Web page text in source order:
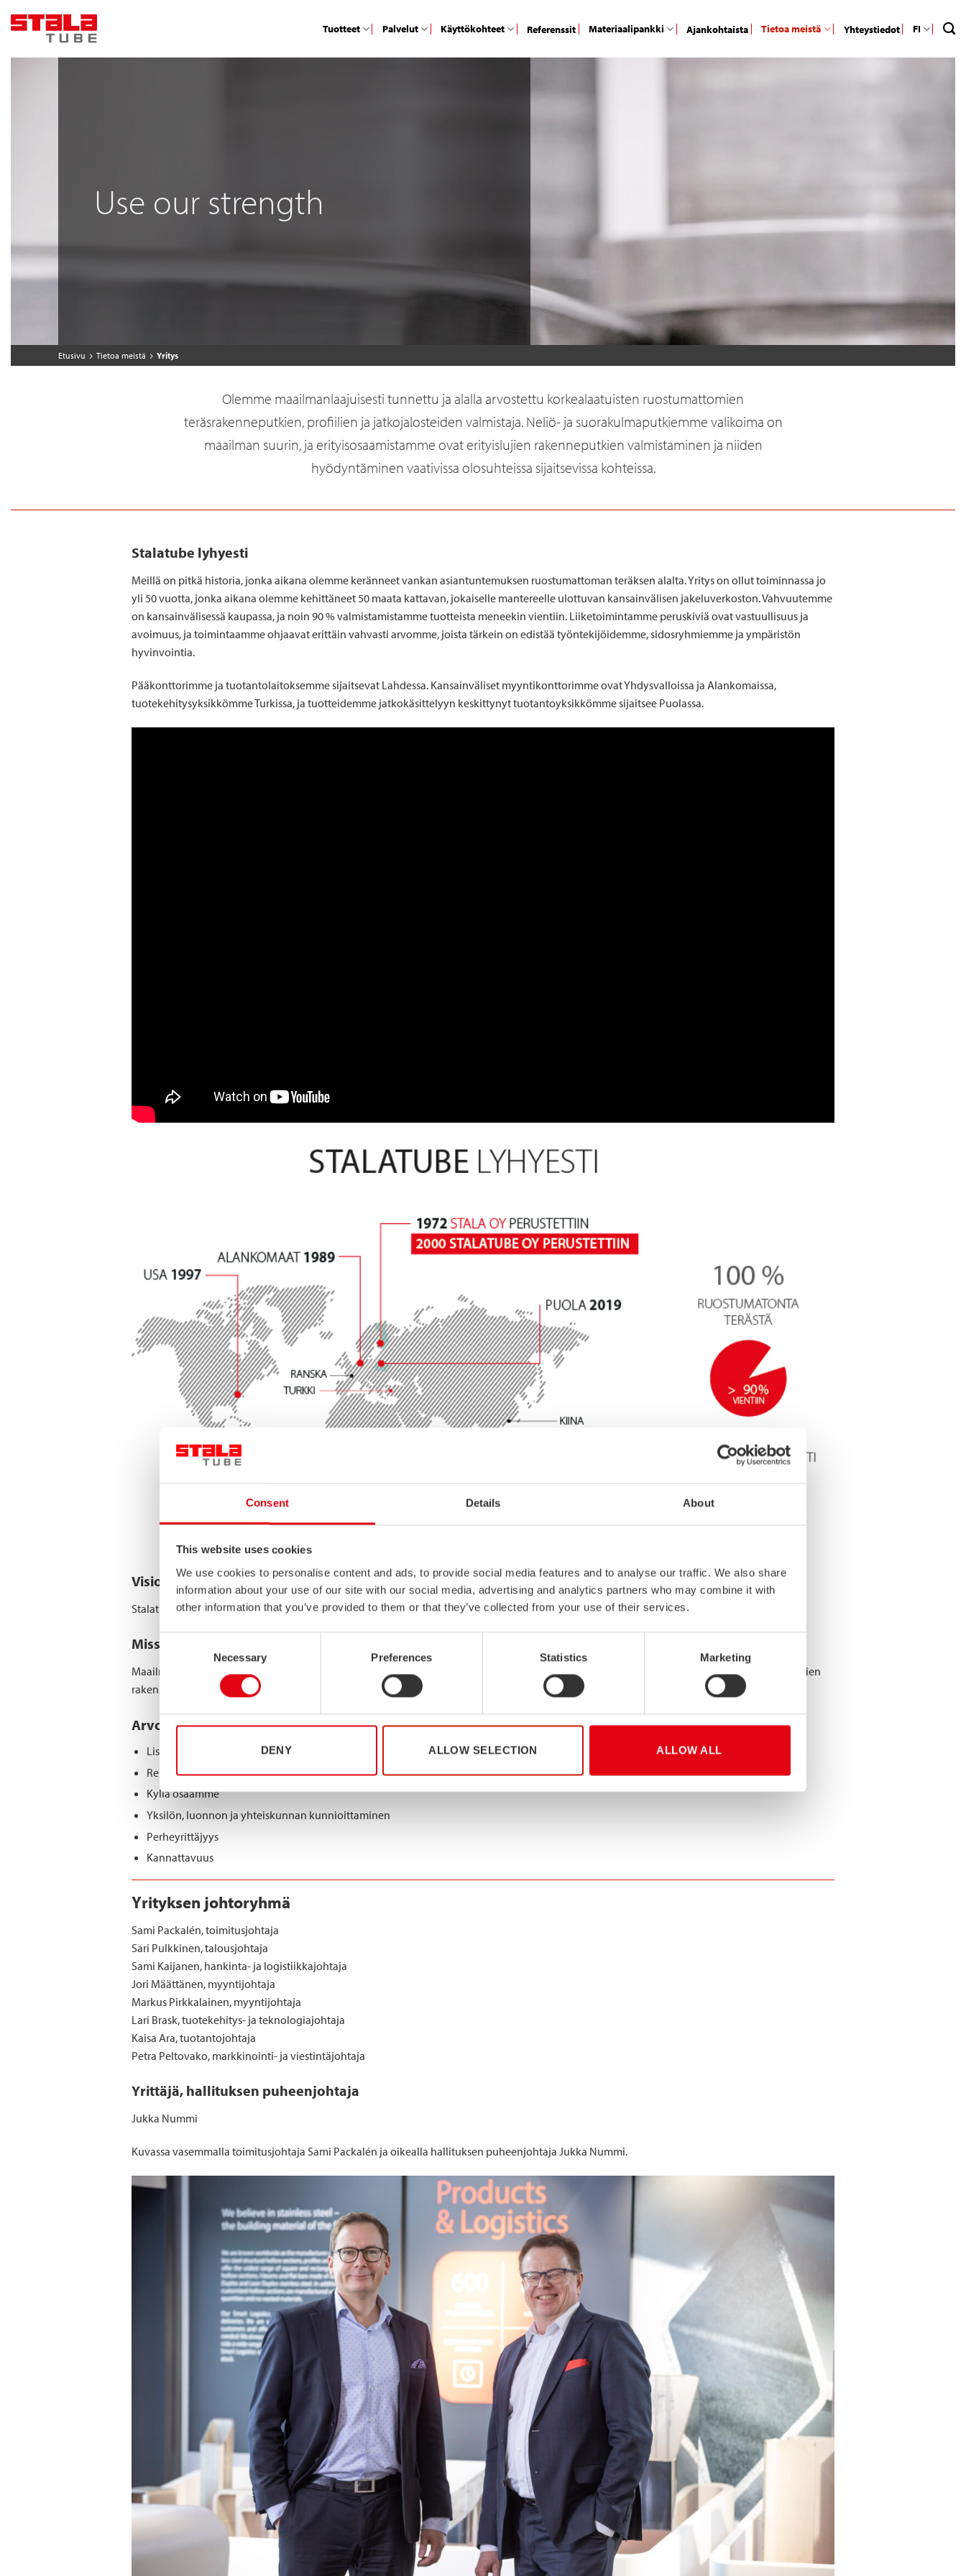
Consent Details About
This website uses cookies
We use cookies to personalise content and ads, to provide social media features and to analyse our traffic. We also share
information about your use of our site with our social media, advertising and analytics partners who may combine it with
other information that you’ve provided to them or that they’ve collected from your use of their services.
Consent
Necessary Preferences Statistics Marketing
DENY ALLOW SELECTION ALLOW ALL
Tuotteet Palvelut Käyttökohteet Referenssit Materiaalipankki Ajankohtaista Tietoa meistä Yhteystiedot FI
Use our strength
Etusivu Tietoa meistä Yritys
Olemme maailmanlaajuisesti tunnettu ja alalla arvostettu korkealaatuisten ruostumattomien
teräsrakenneputkien, profiilien ja jatkojalosteiden valmistaja. Neliö- ja suorakulmaputkiemme valikoima on
maailman suurin, ja erityisosaamistamme ovat erityislujien rakenneputkien valmistaminen ja niiden
hyödyntäminen vaativissa olosuhteissa sijaitsevissa kohteissa.
Stalatube lyhyesti
Meillä on pitkä historia, jonka aikana olemme keränneet vankan asiantuntemuksen ruostumattoman teräksen alalta. Yritys on ollut toiminnassa jo
yli 50 vuotta, jonka aikana olemme kehittäneet 50 maata kattavan, jokaiselle mantereelle ulottuvan kansainvälisen jakeluverkoston. Vahvuutemme
on kansainvälisessä kaupassa, ja noin 90 % valmistamistamme tuotteista meneekin vientiin. Liiketoimintamme peruskiviä ovat vastuullisuus ja
avoimuus, ja toimintaamme ohjaavat erittäin vahvasti arvomme, joista tärkein on edistää työntekijöidemme, sidosryhmiemme ja ympäristön
hyvinvointia.
Pääkonttorimme ja tuotantolaitoksemme sijaitsevat Lahdessa. Kansainväliset myyntikonttorimme ovat Yhdysvalloissa ja Alankomaissa,
tuotekehitysyksikkömme Turkissa, ja tuotteidemme jatkokäsittelyyn keskittynyt tuotantoyksikkömme sijaitsee Puolassa.
Visio
Stalatube on alansa paras ruostumattomien ratkaisujen tarjoaja.
Missio
Maailman johtava vastuullisesti ja asiakaslähtöisesti tuotettujen erityislujien ruostumattomien teräsputkien toimittaja ja maailman johtava lujien
rakennetuotteiden toimittaja linja-autoteollisuudessa.
Arvot
Lisäarvopalveluiden tuottaminen kumppaneillemme ja asiakkaillemme
Rehellisyys
Kyllä osaamme
Yksilön, luonnon ja yhteiskunnan kunnioittaminen
Perheyrittäjyys
Kannattavuus
Yrityksen johtoryhmä
Sami Packalén, toimitusjohtaja
Sari Pulkkinen, talousjohtaja
Sami Kaijanen, hankinta- ja logistiikkajohtaja
Jori Määttänen, myyntijohtaja
Markus Pirkkalainen, myyntijohtaja
Lari Brask, tuotekehitys- ja teknologiajohtaja
Kaisa Ara, tuotantojohtaja
Petra Peltovako, markkinointi- ja viestintäjohtaja
Yrittäjä, hallituksen puheenjohtaja
Jukka Nummi
Kuvassa vasemmalla toimitusjohtaja Sami Packalén ja oikealla hallituksen puheenjohtaja Jukka Nummi.